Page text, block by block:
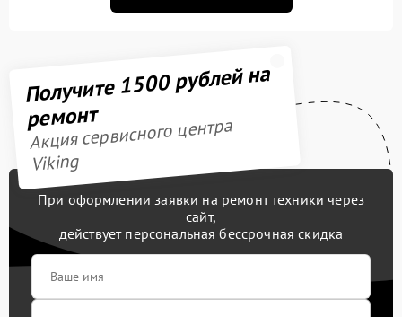
Получите 1500 рублей на
ремонт
Акция сервисного центра
Viking
При оформлении заявки на ремонт техники через
сайт,
действует персональная бессрочная скидка